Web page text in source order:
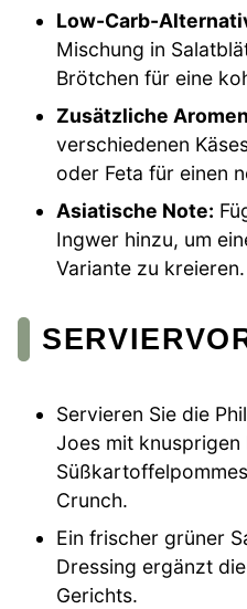
Low-Carb-
Mischung in
Brötchen für eine
Zusätzliche
verschiedenen
oder Feta für einen
Asiatische Note:
Ingwer hinzu, um
Variante zu kreieren.
Servieren Sie die
Joes mit
Crunch.
Ein frischer grüner
Dressing ergänzt
Gerichts.